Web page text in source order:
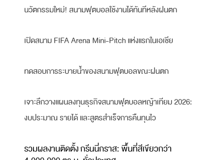
นวัตกรรมใหม่! สนามฟุตบอลใช้งานได้ทันทีหลังฝนตก
เปิดสนาม FIFA Arena Mini-Pitch แห่งแรกในเอเชีย
ทดสอบการระบายน้ำของสนามฟุตบอลขณะฝนตก
เจาะลึกวางแผนลงทุนธุรกิจสนามฟุตบอลหญ้าเทียม 2026:
งบประมาณ รายได้ และสูตรสำเร็จการคืนทุนไว
รวมผลงานติดตั้ง กรีนนี่กราส: พื้นที่สีเขียวกว่า